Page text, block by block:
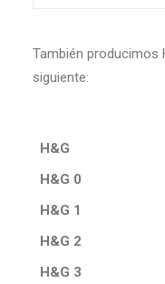
También producimos
siguiente:
H&G
H&G 0
H&G 1
H&G 2
H&G 3